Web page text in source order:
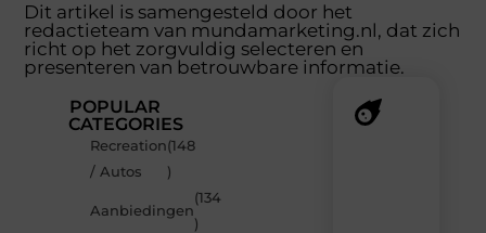
Dit artikel is samengesteld door het
redactieteam van mundamarketing.nl, dat zich
richt op het zorgvuldig selecteren en
presenteren van betrouwbare informatie.
POPULAR
CATEGORIES
Recreation
/ Autos
(148
)
Aanbiedingen
(134
)